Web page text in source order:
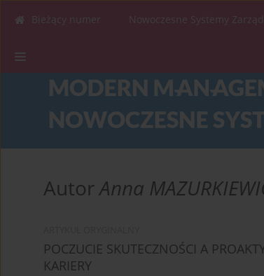
Bieżący numer Nowoczesne Systemy
AutorAnna
POCZUCIE SKUTECZNOŚCI A
KARIERY